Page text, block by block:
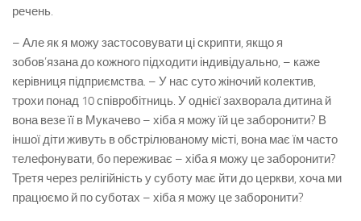
речень.
– Але як я можу застосовувати ці скрипти, якщо я
зобов’язана до кожного підходити індивідуально, – каже
керівниця підприємства. – У нас суто жіночий колектив,
трохи понад 10 співробітниць. У однієї захворала дитина й
вона везе її в Мукачево – хіба я можу їй це заборонити? В
іншої діти живуть в обстрілюваному місті, вона має їм часто
телефонувати, бо переживає – хіба я можу це заборонити?
Третя через релігійність у суботу має йти до церкви, хоча ми
працюємо й по суботах – хіба я можу це заборонити?